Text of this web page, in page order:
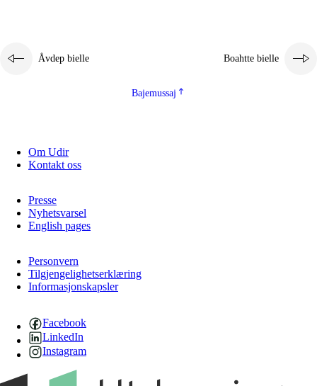
Åvdep bielle Boahtte bielle
Bajemussaj
Om Udir
Kontakt oss
Presse
Nyhetsvarsel
English pages
Personvern
Tilgjengelighetserklæring
Informasjonskapsler
Facebook
LinkedIn
Instagram